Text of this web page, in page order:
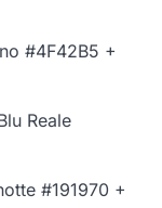
#4F42B5 +
Reale
#191970 +